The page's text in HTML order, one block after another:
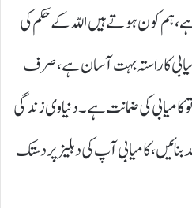
ہم کون ہوتے ہیں اللّہ کے حکم کی
کا راستہ بہت آسان ہے، صرف
تو کامیابی کی ضمانت ہے۔ دنیاوی زندگی
کامیابی آپ کی دہلیز پر دستک